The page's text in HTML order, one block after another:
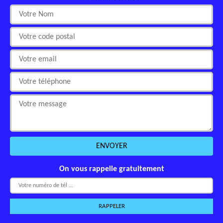
On vous rappelle gratuitement